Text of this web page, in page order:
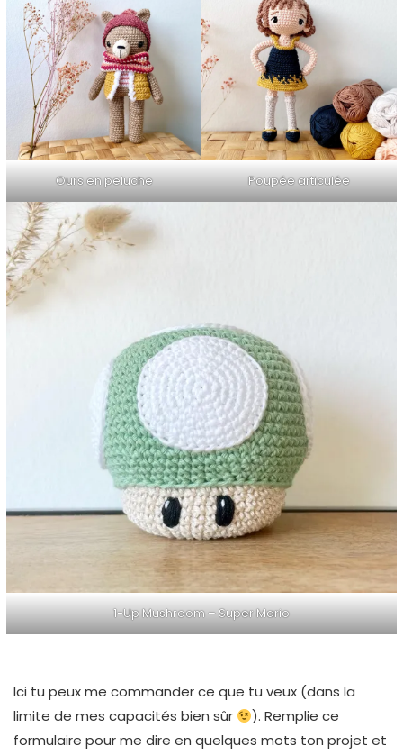
Ours en peluche Poupée articulée
1-Up Mushroom – Super Mario
Ici tu peux me commander ce que tu veux (dans la
limite de mes capacités bien sûr
). Remplie ce
formulaire pour me dire en quelques mots ton projet et